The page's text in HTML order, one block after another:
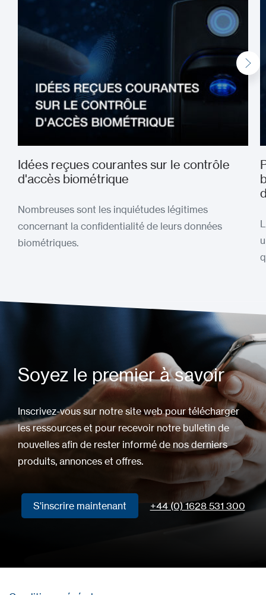
Idées reçues courantes sur le contrôle
d'accès biométrique
Nombreuses sont les inquiétudes légitimes
concernant la confidentialité de leurs données
biométriques.
Soyez le premier à savoir
Inscrivez-vous sur notre site web pour télécharger
les ressources et pour recevoir notre bulletin de
nouvelles afin de rester informé de nos derniers
produits, annonces et offres.
S'inscrire maintenant +44 (0) 1628 531 300